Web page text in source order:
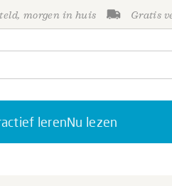
morgen in huis Gratis
lerenNu lezen